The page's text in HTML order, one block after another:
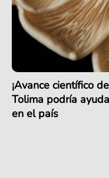
¡Avance científico
Tolima podría
en el país